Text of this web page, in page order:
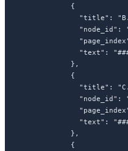
            {
              "title"
:
              "node_id"
:
              "text"
:
            },
            {
              "title"
:
              "node_id"
:
              "text"
:
            },
            {